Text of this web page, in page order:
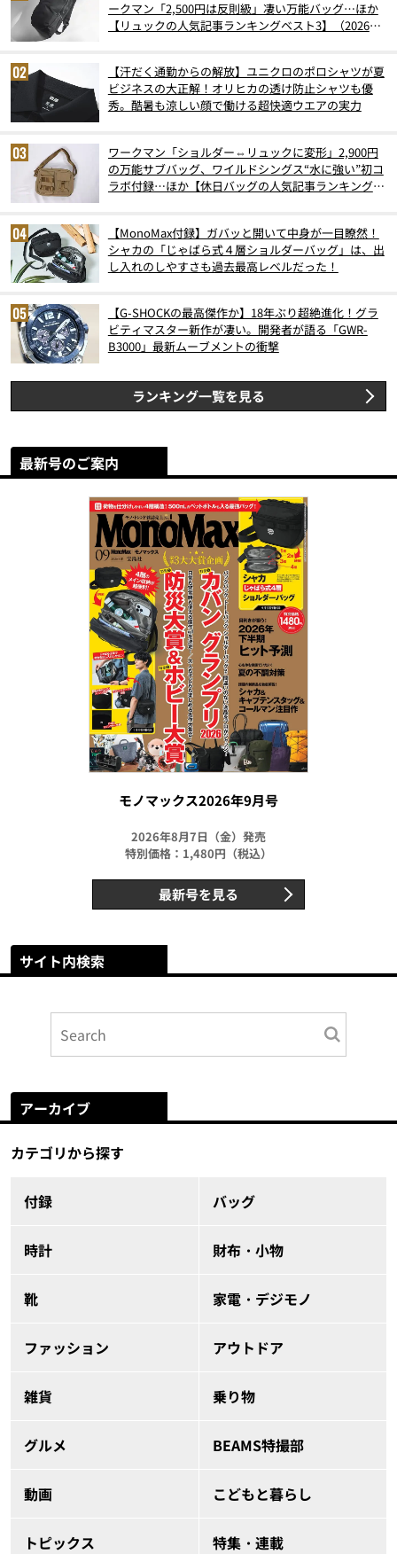
ークマン「2,500円は反則級」凄い万能バッグ…ほか
【リュックの人気記事ランキングベスト3】（2026年
【汗だく通勤からの解放】ユニクロのポロシャツが夏
ビジネスの大正解！オリヒカの透け防止シャツも優
秀。酷暑も涼しい顔で働ける超快適ウエアの実力
ワークマン「ショルダー⇔リュックに変形」2,900円
の万能サブバッグ、ワイルドシングス“水に強い”初コ
ラボ付録…ほか【休日バッグの人気記事ランキングベ
【MonoMax付録】ガバッと開いて中身が一目瞭然！
シャカの「じゃばら式４層ショルダーバッグ」は、出
し入れのしやすさも過去最高レベルだった！
【G-SHOCKの最高傑作か】18年ぶり超絶進化！グラ
ビティマスター新作が凄い。開発者が語る「GWR-
B3000」最新ムーブメントの衝撃
ランキング一覧を見る
最新号のご案内
モノマックス2026年9月号
2026年8月7日（金）発売
特別価格：1,480円（税込）
最新号を見る
サイト内検索
アーカイブ
カテゴリから探す
付録 バッグ
時計 財布・小物
靴 家電・デジモノ
ファッション アウトドア
雑貨 乗り物
グルメ BEAMS特撮部
動画 こどもと暮らし
トピックス 特集・連載